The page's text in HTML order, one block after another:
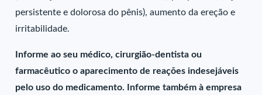
persistente e dolorosa do pênis), aumento da ereção e
irritabilidade.
Informe ao seu médico, cirurgião-dentista ou
farmacêutico o aparecimento de reações indesejáveis
pelo uso do medicamento. Informe também à empresa